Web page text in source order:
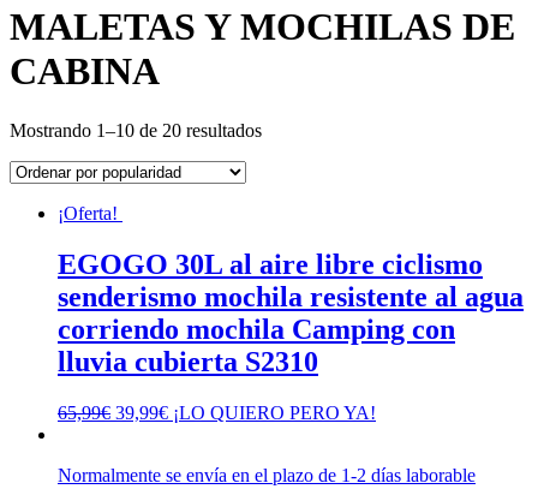
MALETAS Y MOCHILAS DE
CABINA
Mostrando 1–10 de 20 resultadosOrdenado
¡Oferta!
EGOGO 30L al aire libre ciclismo
senderismo mochila resistente al agua
corriendo mochila Camping con
lluvia cubierta S2310
65,99€ El
era:
39,99€El
es:
¡LO QUIERO PERO YA!
Normalmente se envía en el plazo de 1-2 días laborable